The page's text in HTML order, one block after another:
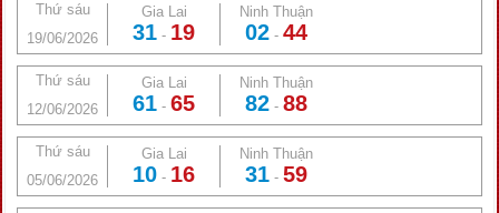
Thứ sáu
19/06/2026
Gia Lai
31 - 19
Ninh Thuận
02 - 44
Thứ sáu
12/06/2026
Gia Lai
61 - 65
Ninh Thuận
82 - 88
Thứ sáu
05/06/2026
Gia Lai
10 - 16
Ninh Thuận
31 - 59